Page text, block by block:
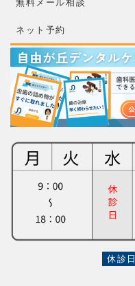
ネット予約
休診日